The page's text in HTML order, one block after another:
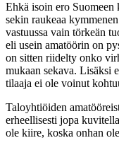
Ehkä isoin ero Suomeen
sekin raukeaa
vastuussa vain törkeän
eli usein amatöörin on
on sitten riidelty onko
mukaan sekava. Lisäksi
tilaaja ei ole voinut
Taloyhtiöiden
erheellisesti jopa
ole kiire, koska onhan